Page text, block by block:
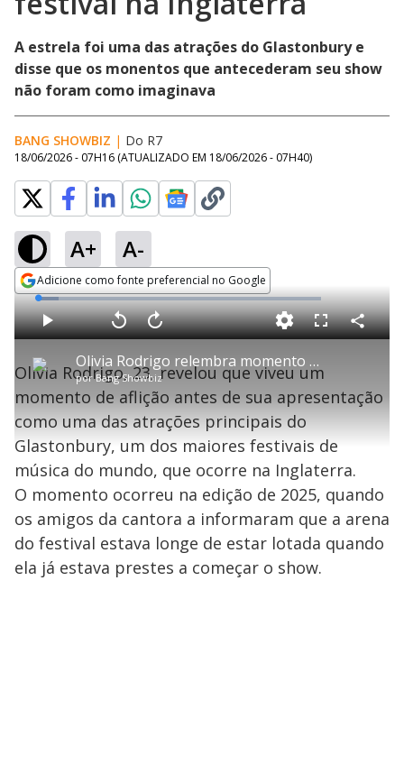
A estrela foi uma das atrações do Glastonbury e
disse que os monentos que antecederam seu show
não foram como imaginava
BANG SHOWBIZ | Do R7
18/06/2026 - 07H16 (ATUALIZADO EM 18/06/2026 - 07H40)
A+ A-
Adicione como fonte preferencial no Google
Opens in new window
P
l
a
y
V
Olivia Rodrigo relembra momento de ‘pânico’ antes de show em grande festival na Inglaterra
porBang Showbiz
P V
l
t
a
r
0
e
g
n
d
s
A
a
n
ç
a
r
1
s
e
u
n
o
s
M
u
d
o
L
o
a
d
e
.
2
0
%
F
s
c
e
C
o
i
l
Olivia Rodrigo, 23, revelou que viveu um
momento de aflição antes de sua apresentação
como uma das atrações principais do
Glastonbury, um dos maiores festivais de
música do mundo, que ocorre na Inglaterra.
O momento ocorreu na edição de 2025, quando
os amigos da cantora a informaram que a arena
do festival estava longe de estar lotada quando
ela já estava prestes a começar o show.